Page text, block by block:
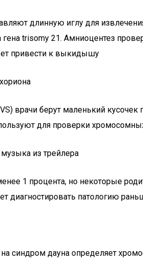
длинную иглу для
гена trisomy 21. Амниоцентез
привести к выкидышу
врачи берут маленький кусочек
для проверки
из трейлера
1 процента, но некоторые
диагностировать патологию
синдром дауна определяет